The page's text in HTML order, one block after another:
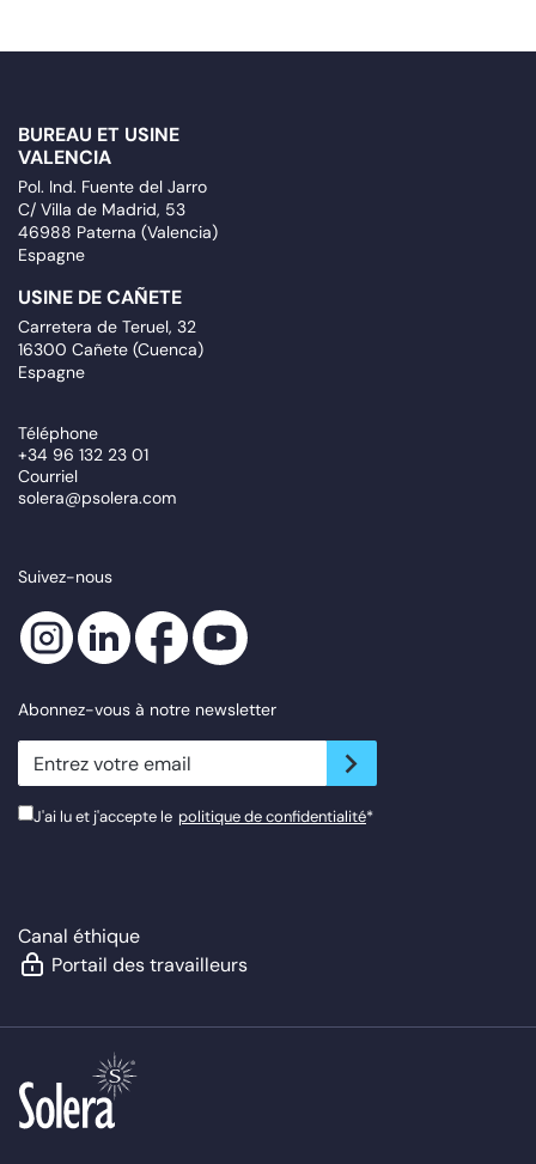
BUREAU ET USINE
VALENCIA
Pol. Ind. Fuente del Jarro
C/ Villa de Madrid, 53
46988 Paterna (Valencia)
Espagne
USINE DE CAÑETE
Carretera de Teruel, 32
16300 Cañete (Cuenca)
Espagne
Téléphone
+34 96 132 23 01
Courriel
solera@psolera.com
Suivez-nous
Abonnez-vous à notre newsletter
newsletter.suscribe
J'ai lu et j'accepte le politique de confidentialité*
Canal éthique
Portail des travailleurs